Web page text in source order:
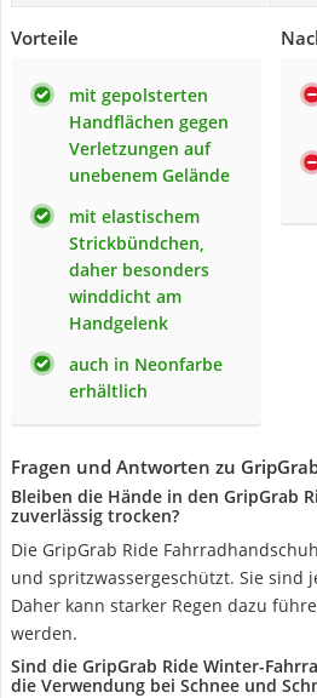
Vorteile
mit gepolsterten
Handflächen gegen
Verletzungen auf
unebenem Gelände
mit elastischem
Strickbündchen,
daher besonders
winddicht am
Handgelenk
auch in Neonfarbe
erhältlich
Fragen und Antworten zu
Bleiben die Hände in den GripGrab
zuverlässig trocken?
Die GripGrab Ride
und spritzwassergeschützt. Sie sind
Daher kann starker Regen dazu
werden.
Sind die GripGrab Ride Winter-
die Verwendung bei Schnee und